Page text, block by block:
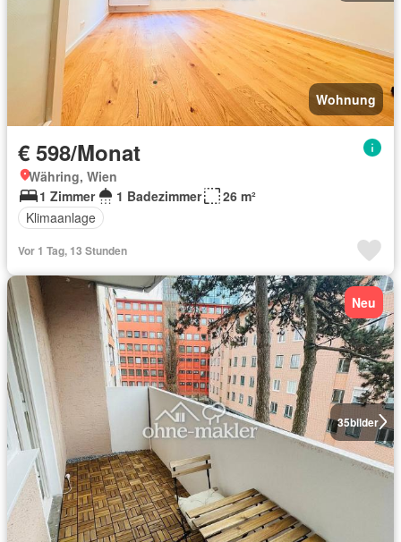
Wohnung
€ 598/Monat
Währing, Wien
1 Zimmer
1 Badezimmer
26 m²
Klimaanlage
Vor 1 Tag, 13 Stunden
35bilder
Neu